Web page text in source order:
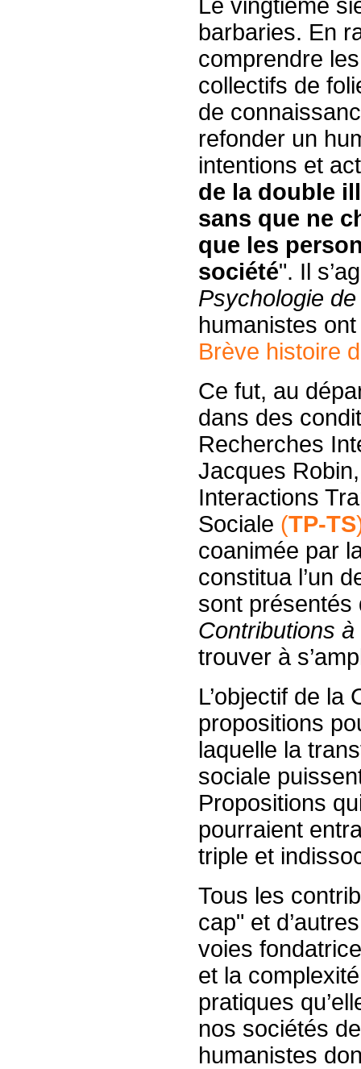
Le vingtième
barbaries. En
comprendre
collectifs de
de
refonder un
intentions et
de la double
sans que ne
que les
société". Il
Psychologie
humanistes
Brève histoire
Ce fut, au
dans des
Recherches
Jacques
Interactions
Sociale (TP-TS
coanimée par
constitua l’un
sont présentés
Contributions
trouver à
L’objectif de la
propositions
laquelle la
sociale
Propositions
pourraient
triple et
Tous les
cap" et
voies
et la
pratiques
nos sociétés
humanistes